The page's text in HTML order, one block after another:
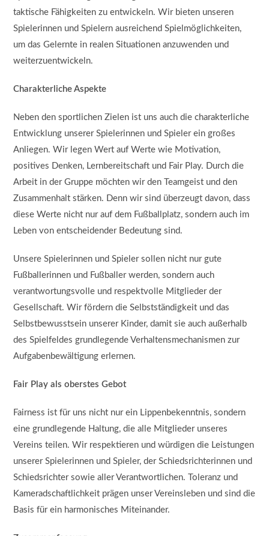
taktische Fähigkeiten zu entwickeln. Wir bieten unseren
Spielerinnen und Spielern ausreichend Spielmöglichkeiten,
um das Gelernte in realen Situationen anzuwenden und
weiterzuentwickeln.
Charakterliche Aspekte
Neben den sportlichen Zielen ist uns auch die charakterliche
Entwicklung unserer Spielerinnen und Spieler ein großes
Anliegen. Wir legen Wert auf Werte wie Motivation,
positives Denken, Lernbereitschaft und Fair Play. Durch die
Arbeit in der Gruppe möchten wir den Teamgeist und den
Zusammenhalt stärken. Denn wir sind überzeugt davon, dass
diese Werte nicht nur auf dem Fußballplatz, sondern auch im
Leben von entscheidender Bedeutung sind.
Unsere Spielerinnen und Spieler sollen nicht nur gute
Fußballerinnen und Fußballer werden, sondern auch
verantwortungsvolle und respektvolle Mitglieder der
Gesellschaft. Wir fördern die Selbstständigkeit und das
Selbstbewusstsein unserer Kinder, damit sie auch außerhalb
des Spielfeldes grundlegende Verhaltensmechanismen zur
Aufgabenbewältigung erlernen.
Fair Play als oberstes Gebot
Fairness ist für uns nicht nur ein Lippenbekenntnis, sondern
eine grundlegende Haltung, die alle Mitglieder unseres
Vereins teilen. Wir respektieren und würdigen die Leistungen
unserer Spielerinnen und Spieler, der Schiedsrichterinnen und
Schiedsrichter sowie aller Verantwortlichen. Toleranz und
Kameradschaftlichkeit prägen unser Vereinsleben und sind die
Basis für ein harmonisches Miteinander.